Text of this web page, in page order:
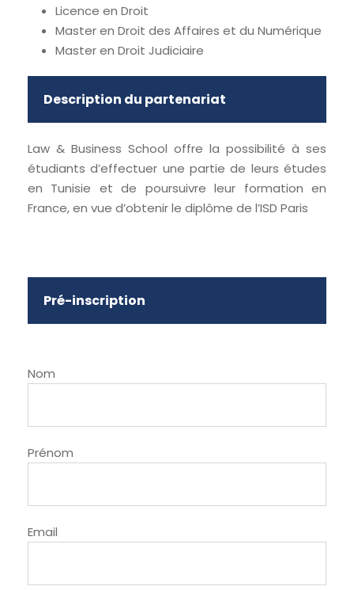
Licence en Droit
Master en Droit des Affaires et du Numérique
Master en Droit Judiciaire
Description du partenariat
Law & Business School offre la possibilité à ses
étudiants d’effectuer une partie de leurs études
en Tunisie et de poursuivre leur formation en
France, en vue d’obtenir le diplôme de l’ISD Paris
Pré-inscription
Nom
Prénom
Email